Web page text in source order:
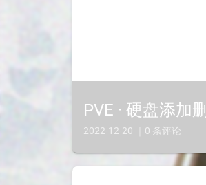
PVE · 硬盘添加
2022-12-20 ｜0 条评论